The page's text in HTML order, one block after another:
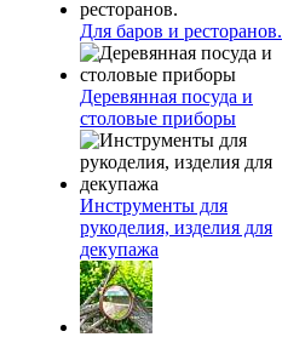
Для баров и ресторанов.
Деревянная посуда и
столовые приборы
Инструменты для
рукоделия, изделия для
декупажа